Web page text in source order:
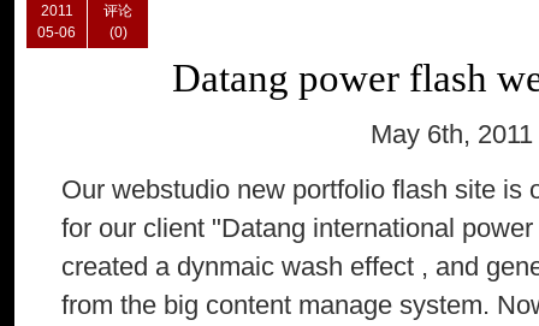
2011
05-06
评论
(0)
Datang power flash
May 6th, 2011
Our webstudio new portfolio flash site is
for our client "Datang international
created a dynmaic wash effect , and
from the big content manage system.